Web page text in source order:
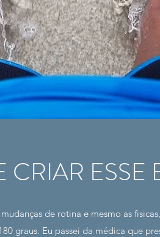
CRIAR ESSE
de rotina e mesmo as
graus. Eu passei da médica que